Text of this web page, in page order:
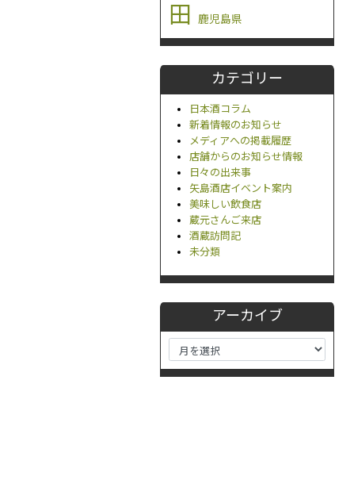
田
鹿児島県
カテゴリー
日本酒コラム
新着情報のお知らせ
メディアへの掲載履歴
店舗からのお知らせ情報
日々の出来事
矢島酒店イベント案内
美味しい飲食店
蔵元さんご来店
酒蔵訪問記
未分類
アーカイブ